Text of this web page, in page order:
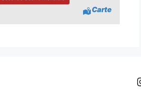
Carte